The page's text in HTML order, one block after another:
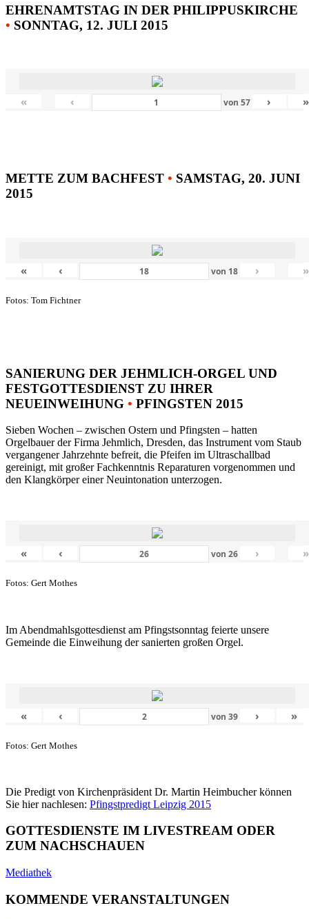
EHRENAMTSTAG IN DER PHILIPPUSKIRCHE
• SONNTAG, 12. JULI 2015
« ‹ von 57 › »
METTE ZUM BACHFEST • SAMSTAG, 20. JUNI
2015
« ‹ von 18 › »
Fotos: Tom Fichtner
SANIERUNG DER JEHMLICH-ORGEL UND
FESTGOTTESDIENST ZU IHRER
NEUEINWEIHUNG • PFINGSTEN 2015
Sieben Wochen – zwischen Ostern und Pfingsten – hatten
Orgelbauer der Firma Jehmlich, Dresden, das Instrument vom Staub
vergangener Jahrzehnte befreit, die Pfeifen im Ultraschallbad
gereinigt, mit großer Fachkenntnis Reparaturen vorgenommen und
den Klangkörper einer Neuintonation unterzogen.
« ‹ von26 › »
Fotos: Gert Mothes
Im Abendmahlsgottesdienst am Pfingstsonntag feierte unsere
Gemeinde die Einweihung der sanierten großen Orgel.
« ‹ von39 › »
Fotos: Gert Mothes
Die Predigt von Kirchenpräsident Dr. Martin Heimbucher können
Sie hier nachlesen: Pfingstpredigt Leipzig 2015
GOTTESDIENSTE IM LIVESTREAM ODER
ZUM NACHSCHAUEN
Mediathek
KOMMENDE VERANSTALTUNGEN